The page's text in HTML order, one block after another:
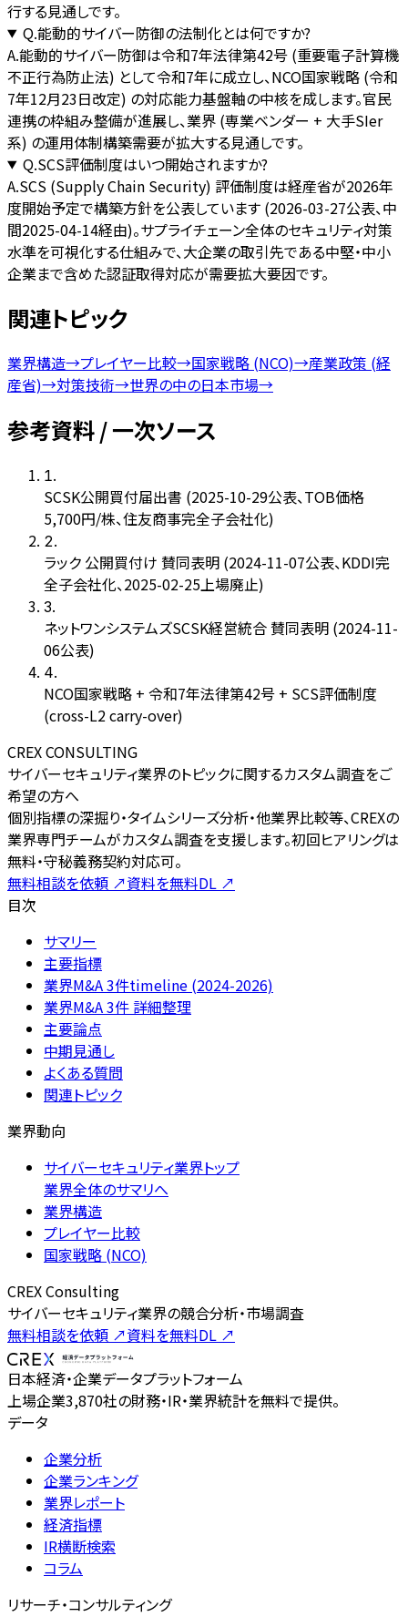
行する見通しです。
Q.能動的サイバー防御の法制化とは何ですか?
A.能動的サイバー防御は令和7年法律第42号 (重要電子計算機
不正行為防止法) として令和7年に成立し、NCO国家戦略 (令和
7年12月23日改定) の対応能力基盤軸の中核を成します。官民
連携の枠組み整備が進展し、業界 (専業ベンダー + 大手SIer
系) の運用体制構築需要が拡大する見通しです。
Q.SCS評価制度はいつ開始されますか?
A.SCS (Supply Chain Security) 評価制度は経産省が2026年
度開始予定で構築方針を公表しています (2026-03-27公表、中
間2025-04-14経由)。サプライチェーン全体のセキュリティ対策
水準を可視化する仕組みで、大企業の取引先である中堅・中小
企業まで含めた認証取得対応が需要拡大要因です。
関連トピック
業界構造→プレイヤー比較→国家戦略 (NCO)→産業政策 (経
産省)→対策技術→世界の中の日本市場→
参考資料 / 一次ソース
1.
SCSK公開買付届出書 (2025-10-29公表、TOB価格
5,700円/株、住友商事完全子会社化)
2.
ラック 公開買付け 賛同表明 (2024-11-07公表、KDDI完
全子会社化、2025-02-25上場廃止)
3.
ネットワンシステムズSCSK経営統合 賛同表明 (2024-11-
06公表)
4.
NCO国家戦略 + 令和7年法律第42号 + SCS評価制度
(cross-L2 carry-over)
CREX CONSULTING
サイバーセキュリティ業界のトピックに関するカスタム調査をご
希望の方へ
個別指標の深掘り・タイムシリーズ分析・他業界比較等、CREXの
業界専門チームがカスタム調査を支援します。初回ヒアリングは
無料・守秘義務契約対応可。
無料相談を依頼 ↗資料を無料DL ↗
目次
サマリー
主要指標
業界M&A 3件timeline (2024-2026)
業界M&A 3件 詳細整理
主要論点
中期見通し
よくある質問
関連トピック
業界動向
サイバーセキュリティ業界トップ
業界全体のサマリへ
業界構造
プレイヤー比較
国家戦略 (NCO)
CREX Consulting
サイバーセキュリティ業界の競合分析・市場調査
無料相談を依頼 ↗資料を無料DL ↗
日本経済・企業データプラットフォーム
上場企業3,870社の財務・IR・業界統計を無料で提供。
データ
企業分析
企業ランキング
業界レポート
経済指標
IR横断検索
コラム
リサーチ・コンサルティング